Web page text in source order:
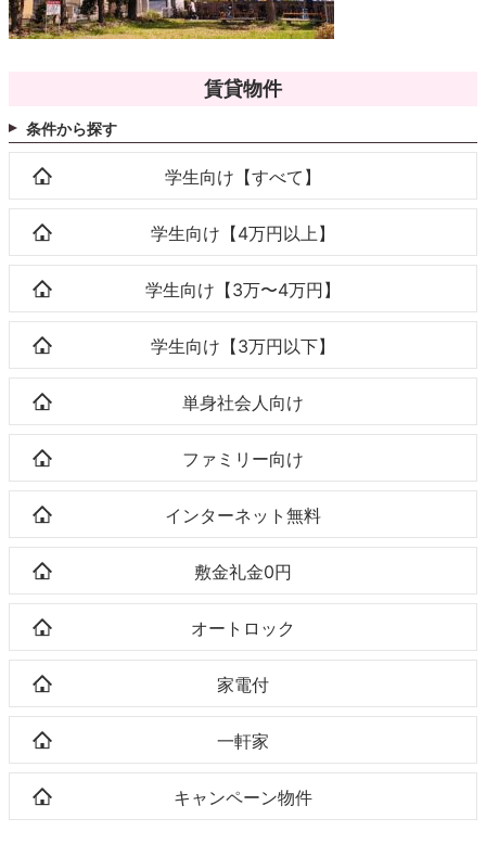
賃貸物件
条件から探す
学生向け【すべて】
学生向け【4万円以上】
学生向け【3万〜4万円】
学生向け【3万円以下】
単身社会人向け
ファミリー向け
インターネット無料
敷金礼金0円
オートロック
家電付
一軒家
キャンペーン物件